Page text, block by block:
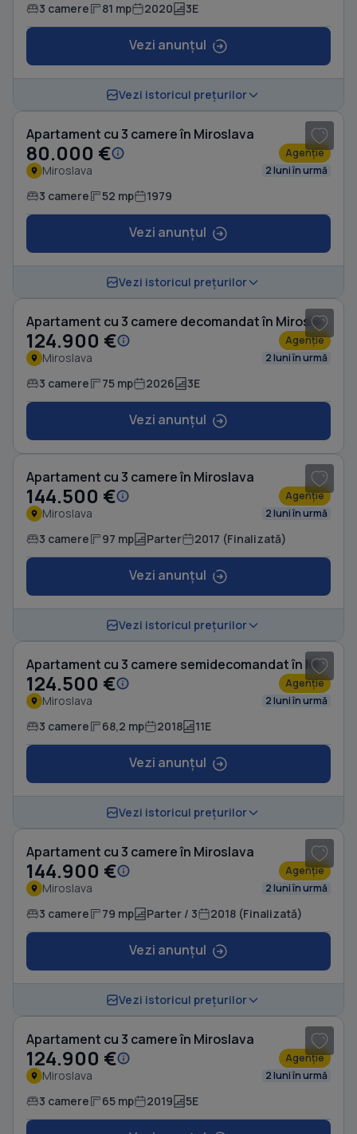
3 camere 81 mp 2020 3E
Vezi anunțul
Vezi istoricul prețurilor
Apartament cu 3 camere în Miroslava
80.000 € Agenție
Miroslava 2 luni în urmă
3 camere 52 mp 1979
Vezi anunțul
Vezi istoricul prețurilor
Apartament cu 3 camere decomandat în Miroslava
124.900 € Agenție
Miroslava 2 luni în urmă
3 camere 75 mp 2026 3E
Vezi anunțul
Apartament cu 3 camere în Miroslava
144.500 € Agenție
Miroslava 2 luni în urmă
3 camere 97 mp Parter 2017 (Finalizată)
Vezi anunțul
Vezi istoricul prețurilor
Apartament cu 3 camere semidecomandat în Miroslava
124.500 € Agenție
Miroslava 2 luni în urmă
3 camere 68,2 mp 2018 11E
Vezi anunțul
Vezi istoricul prețurilor
Apartament cu 3 camere în Miroslava
144.900 € Agenție
Miroslava 2 luni în urmă
3 camere 79 mp Parter / 3 2018 (Finalizată)
Vezi anunțul
Vezi istoricul prețurilor
Apartament cu 3 camere în Miroslava
124.900 € Agenție
Miroslava 2 luni în urmă
3 camere 65 mp 2019 5E